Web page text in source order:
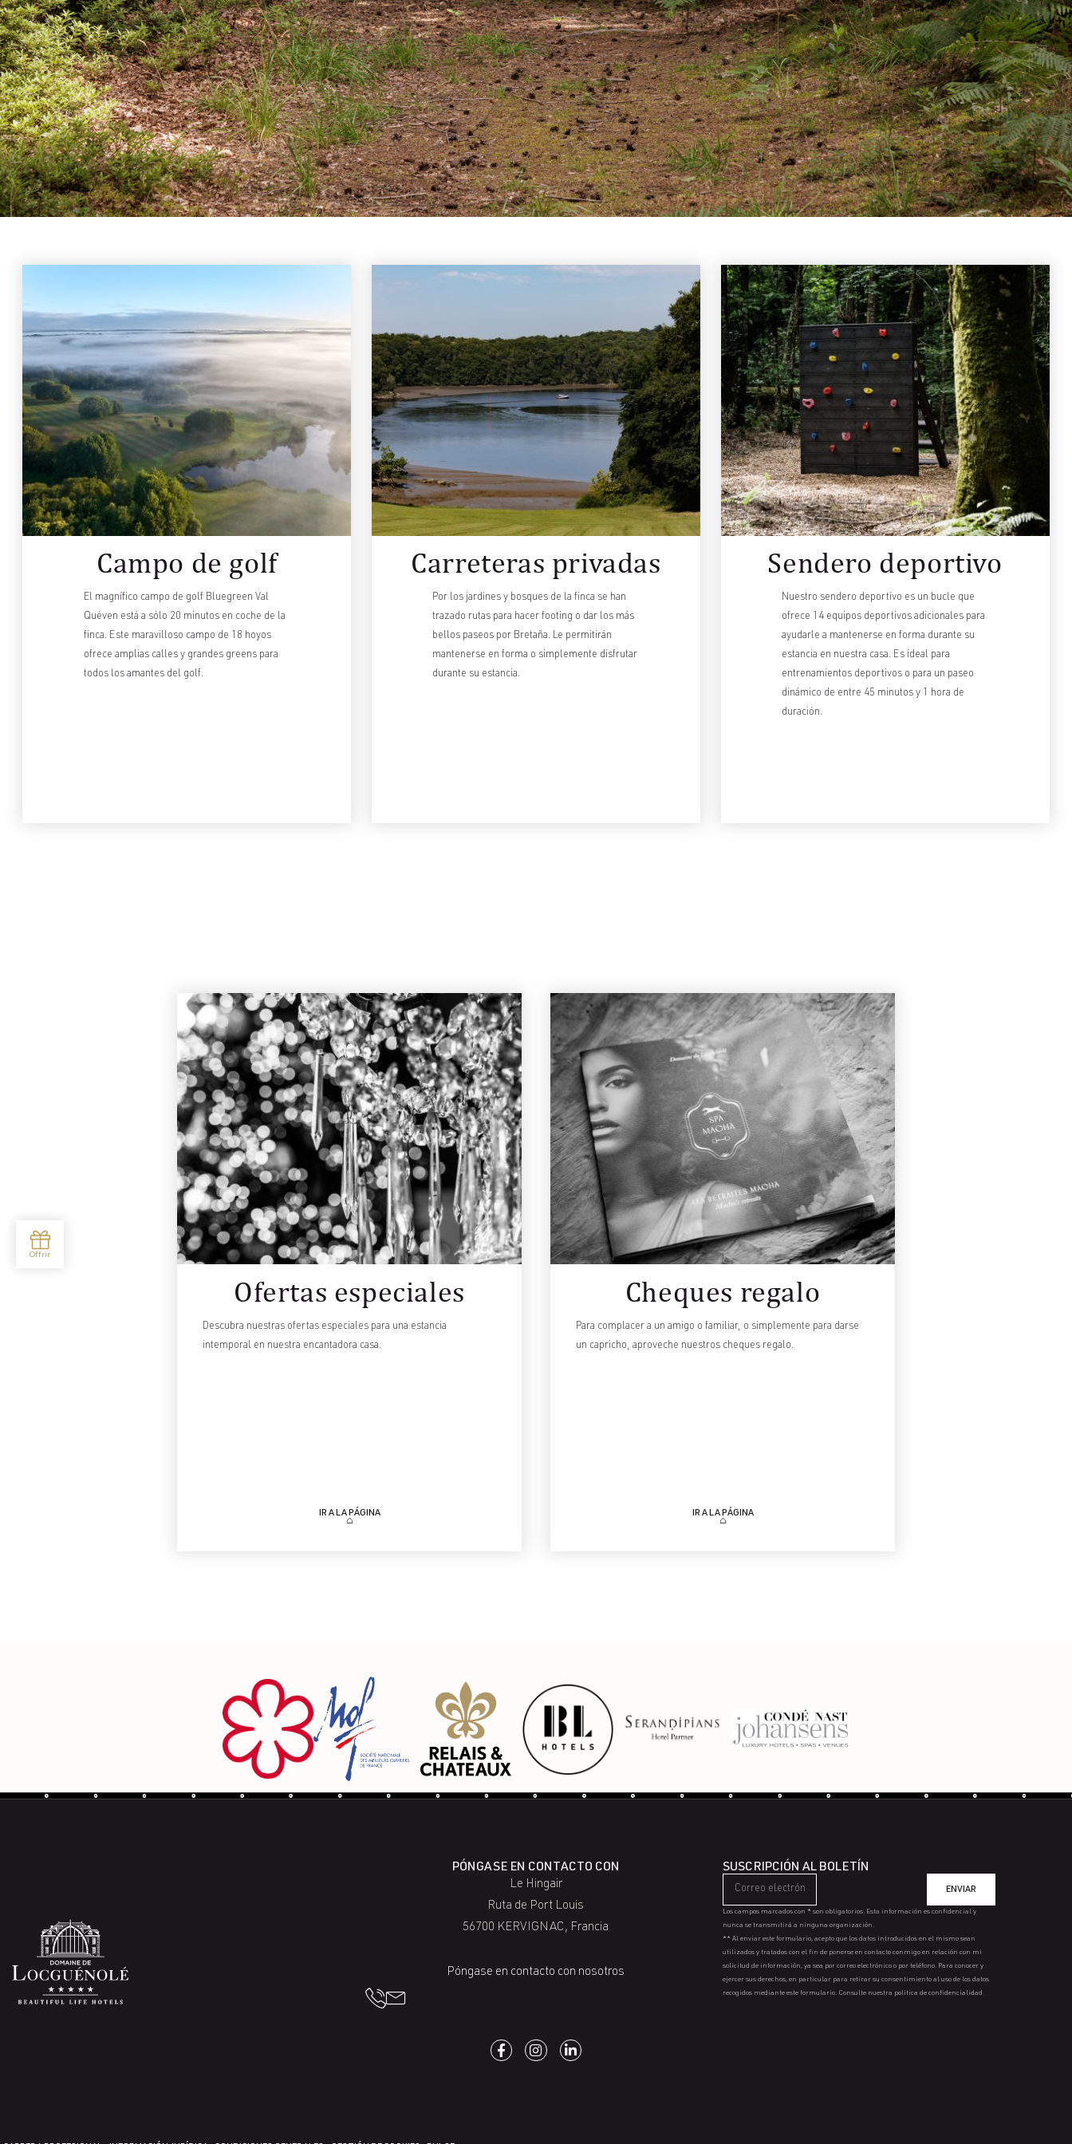
Rutas deportivas
Para mantenerse en plena forma
Si desea mantenerse en forma durante su estancia en nuestra magnífica finca, hemos creado una
pista de fitness especialmente para usted. Situado en el corazón de nuestro parque, este circuito
de fitness alterna diferentes equipos en un bucle para ofrecerle una amplia gama de ejercicios.
Con 14 aparatos diferentes en un circuito de 600 metros, es el medio ideal para ponerse en
forma.
Campo de golf
El magnífico campo de golf Bluegreen Val
Quéven está a sólo 20 minutos en coche de la
finca. Este maravilloso campo de 18 hoyos
ofrece amplias calles y grandes greens para
todos los amantes del golf.
Carreteras privadas
Por los jardines y bosques de la finca se han
trazado rutas para hacer footing o dar los más
bellos paseos por Bretaña. Le permitirán
mantenerse en forma o simplemente disfrutar
durante su estancia.
Sendero deportivo
Nuestro sendero deportivo es un bucle que
ofrece 14 equipos deportivos adicionales para
ayudarle a mantenerse en forma durante su
estancia en nuestra casa. Es ideal para
entrenamientos deportivos o para un paseo
dinámico de entre 45 minutos y 1 hora de
duración.
Ofertas especiales
Descubra nuestras ofertas especiales para una estancia
intemporal en nuestra encantadora casa.
IR A LA PÁGINA
Cheques regalo
Para complacer a un amigo o familiar, o simplemente para darse
un capricho, aproveche nuestros cheques regalo.
IR A LA PÁGINA
PÓNGASE EN CONTACTO CON
Le Hingair
Ruta de Port Louis
56700 KERVIGNAC, Francia
Póngase en contacto con nosotros
SUSCRIPCIÓN AL BOLETÍN
ENVIAR
Los campos marcados con * son obligatorios. Esta información es confidencial y
nunca se transmitirá a ninguna organización.
** Al enviar este formulario, acepto que los datos introducidos en el mismo sean
utilizados y tratados con el fin de ponerse en contacto conmigo en relación con mi
solicitud de información, ya sea por correo electrónico o por teléfono. Para conocer y
ejercer sus derechos, en particular para retirar su consentimiento al uso de los datos
recogidos mediante este formulario. Consulte nuestra política de confidencialidad.